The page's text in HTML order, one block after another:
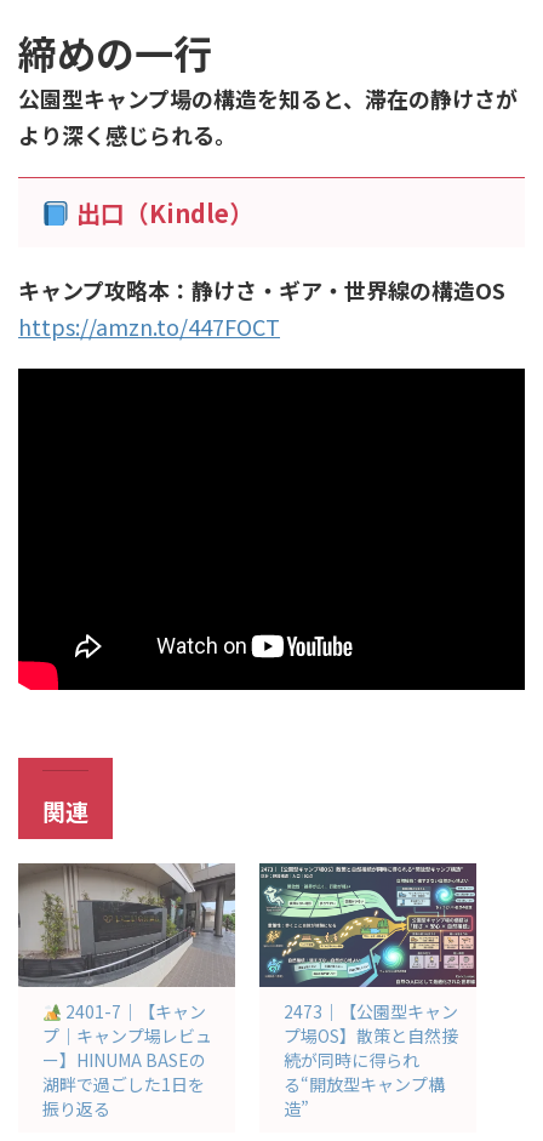
締めの一行
公園型キャンプ場の構造を知ると、滞在の静けさが
より深く感じられる。
出口（Kindle）
キャンプ攻略本：静けさ・ギア・世界線の構造OS
https://amzn.to/447FOCT
関連
2401-7｜【キャン
プ｜キャンプ場レビュ
ー】HINUMA BASEの
湖畔で過ごした1日を
振り返る
2473｜【公園型キャン
プ場OS】散策と自然接
続が同時に得られ
る“開放型キャンプ構
造”